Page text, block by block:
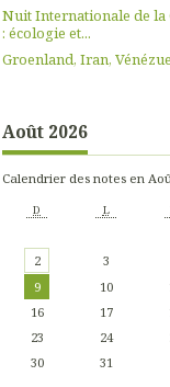
Nuit Internationale de la
: écologie et...
Groenland, Iran,
Août 2026
Calendrier des notes en
D L
2
3
9
10
16
17
23
24
30
31